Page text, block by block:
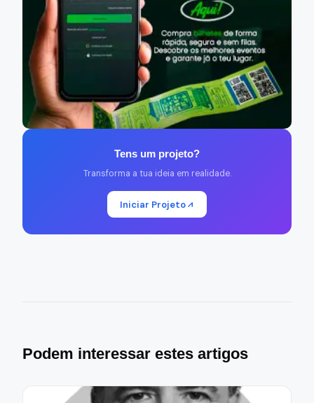
Tens um projeto?
Transforma a tua ideia em realidade.
Iniciar Projeto
Podem interessar estes artigos